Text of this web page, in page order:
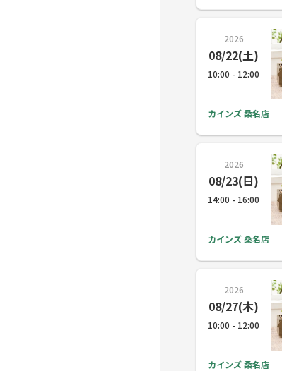
2026
08/22(土)
10:00 - 12:00
カインズ 桑名店
2026
08/23(日)
14:00 - 16:00
カインズ 桑名店
2026
08/27(木)
10:00 - 12:00
カインズ 桑名店